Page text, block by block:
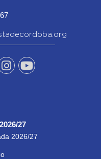
27
2026/27